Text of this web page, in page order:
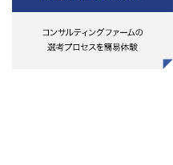
テム内のスタンダードを作っていく
気概のある人